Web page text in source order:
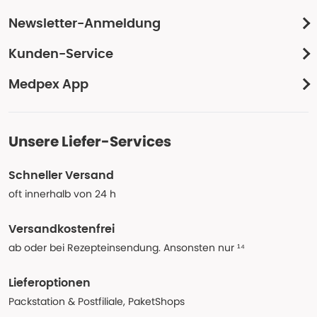
Newsletter-Anmeldung
Kunden-Service
Medpex App
Unsere Liefer-Services
Schneller Versand
oft innerhalb von 24 h
Versandkostenfrei
ab oder bei Rezepteinsendung. Ansonsten nur ¹⁴
Lieferoptionen
Packstation & Postfiliale, PaketShops